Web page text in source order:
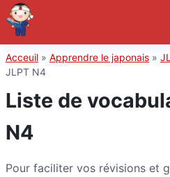
Acceuil » Apprendre le japonais »
JLPT N4
Liste de
N4
Pour faciliter vos révisions et